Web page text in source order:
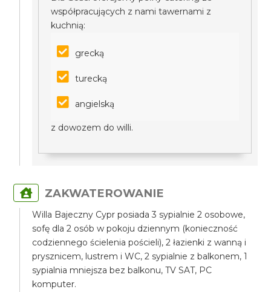
współpracujących z nami tawernami z
kuchnią:
grecką
turecką
angielską
z dowozem do willi.
ZAKWATEROWANIE
Willa Bajeczny Cypr posiada 3 sypialnie 2 osobowe,
sofę dla 2 osób w pokoju dziennym (konieczność
codziennego ścielenia pościeli), 2 łazienki z wanną i
prysznicem, lustrem i WC, 2 sypialnie z balkonem, 1
sypialnia mniejsza bez balkonu, TV SAT, PC
komputer.